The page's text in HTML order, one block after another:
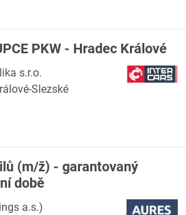
PKW - Hradec Králové
s.r.o.
Slezské
(m/ž) - garantovaný
době
a.s.)